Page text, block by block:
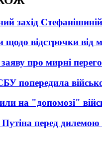
захід Стефанішиній
відстрочки від
про мирні
попередила
на "допомозі"
Путіна перед